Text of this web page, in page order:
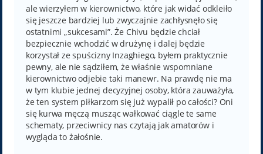
ale wierzyłem w kierownictwo, które jak widać odkleiło
się jeszcze bardziej lub zwyczajnie zachłysnęło się
ostatnimi „sukcesami”. Że Chivu będzie chciał
bezpiecznie wchodzić w drużynę i dalej będzie
korzystał ze spuścizny Inzaghiego, byłem praktycznie
pewny, ale nie sądziłem, że właśnie wspomniane
kierownictwo odjebie taki manewr. Na prawdę nie ma
w tym klubie jednej decyzyjnej osoby, która zauważyła,
że ten system piłkarzom się już wypalił po całości? Oni
się kurwa męczą musząc wałkować ciągle te same
schematy, przeciwnicy nas czytają jak amatorów i
wygląda to żałośnie.